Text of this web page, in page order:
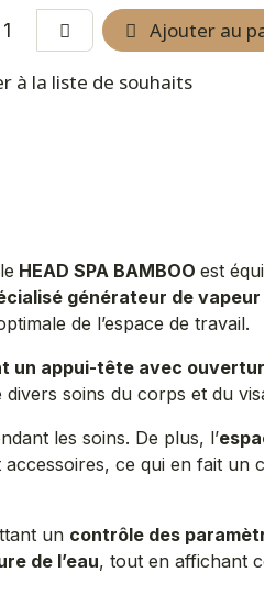
Ajouter au
à la liste de souhaits
HEAD SPA BAMBOO est
générateur de vapeur
de l’espace de travail.
un appui-tête avec
soins du corps et du
les soins. De plus, l’
ce qui en fait un
un contrôle des
de l’eau, tout en affichant